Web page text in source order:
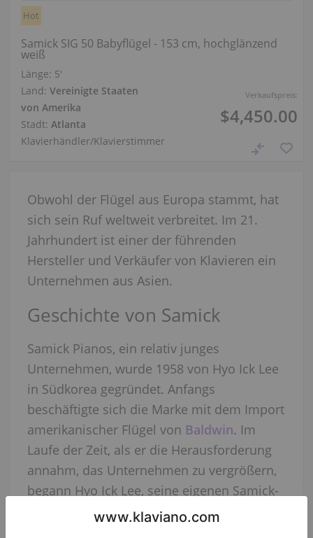
Verkaufspreis:
$4,450.00
Hot
Samick SIG 50 Babyflügel - 153 cm, hochglänzend
weiß
Länge: 5′
Land: Vereinigte Staaten
von Amerika
Stadt: Atlanta
Klavierhändler/Klavierstimmer
Obwohl der Flügel aus Europa stammt, hat
sich sein Ruf weltweit verbreitet. Im 21.
Jahrhundert ist einer der führenden
Hersteller und Verkäufer von Klavieren ein
Unternehmen aus Asien.
Geschichte von Samick
Samick Pianos, ein relativ junges
Unternehmen, wurde 1958 von Hyo Ick Lee
in Südkorea gegründet. Anfangs
beschäftigte sich die Marke mit dem Import
amerikanischer Flügel von Baldwin. Im
Laufe der Zeit, als er die Herausforderung
annahm, das Unternehmen zu vergrößern,
begann Hyo Ick Lee, seine eigenen Samick-
Pianos in einer kleinen Werkstatt zu